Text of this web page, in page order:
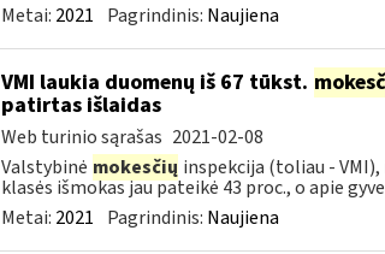
Metai: 2021 Pagrindinis: Naujiena
VMI laukia duomenų iš 67 tūkst.
patirtas išlaidas
Web turinio sąrašas 2021-02-08
Valstybinė mokesčių inspekcija (toliau -
klasės išmokas jau pateikė 43 proc., o apie
Metai: 2021 Pagrindinis: Naujiena